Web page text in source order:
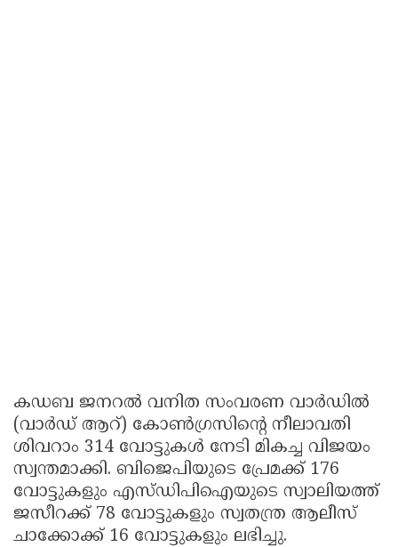
കഡബ ജനറൽ വനിത സംവരണ വാർഡിൽ
(വാർഡ് ആറ്) കോൺഗ്രസിൻ്റെ നീലാവതി
ശിവറാം 314 വോട്ടുകൾ നേടി മികച്ച വിജയം
സ്വന്തമാക്കി. ബിജെപിയുടെ പ്രേമക്ക് 176
വോട്ടുകളും എസ്ഡിപിഐയുടെ സ്വാലിയത്ത്
ജസീറക്ക് 78 വോട്ടുകളും സ്വതന്ത്ര ആലീസ്
ചാക്കോക്ക് 16 വോട്ടുകളും ലഭിച്ചു.